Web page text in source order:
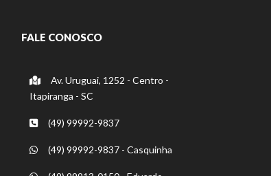
FALE CONOSCO
Av. Uruguai, 1252 - Centro -
Itapiranga - SC
(49) 99992-9837
(49) 99992-9837 - Casquinha